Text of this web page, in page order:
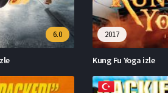
6.0 2017
Kung Fu Yoga izle